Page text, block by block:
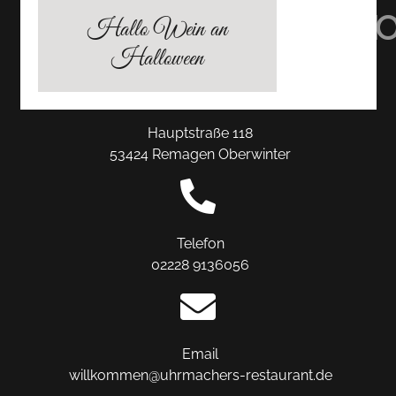
TRIPADVISOR
INSTAGRAM
Hauptstraße 118
53424 Remagen Oberwinter
Telefon
02228 9136056
Email
willkommen@uhrmachers-restaurant.de
Hallo Wein an
Halloween